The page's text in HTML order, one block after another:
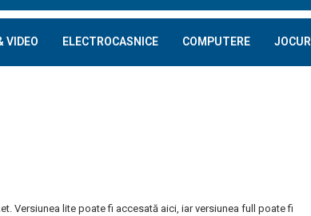
VIDEO ELECTROCASNICE COMPUTERE JOCURI
Versiunea lite poate fi accesată aici, iar versiunea full poate fi